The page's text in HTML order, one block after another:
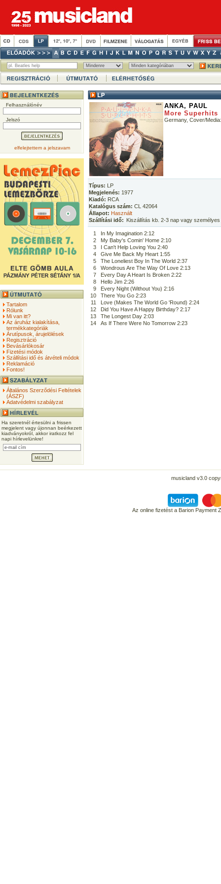
Felhasználónév
Jelszó
elfelejtettem a jelszavam
Tartalom
Rólunk
Mi van itt?
Az áruház kialakítása,
termékkategóriák
Árutípusok, árujelölések
Regisztráció
Bevásárlókosár
Fizetési módok
Szállítási idő és átvételi módok
Reklamáció
Fontos!
Általános Szerződési Feltételek
(ÁSZF)
Adatvédelmi szabályzat
Ha szeretnél értesülni a frissen
megjelent vagy újonnan beérkezett
kiadványokról, akkor iratkozz fel
napi hírlevelünkre!
ANKA, PAUL
More Superhits
Germany, Cover/
Típus: LP
Megjelenés: 1977
Kiadó: RCA
Katalógus szám: CL 42064
Állapot: Használt
Szállítási idő: Kiszállítás kb. 2-3 nap vagy
1
In My Imagination 2:12
2
My Baby's Comin' Home 2:10
3
I Can't Help Loving You 2:40
4
Give Me Back My Heart 1:55
5
The Loneliest Boy In The World 2:37
6
Wondrous Are The Way Of Love 2:13
7
Every Day A Heart Is Broken 2:22
8
Hello Jim 2:26
9
Every Night (Without You) 2:16
10
There You Go 2:23
11
Love (Makes The World Go 'Round) 2:24
12
Did You Have A Happy Birthday? 2:17
13
The Longest Day 2:03
14
As If There Were No Tomorrow 2:23
musicland v3.0
Az online fizetést a Barion Payment